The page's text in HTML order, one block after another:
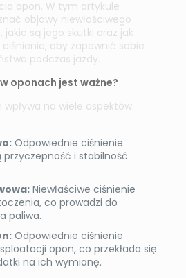
opon. W tym artykule
objawy niewłaściwego
są jego skutki oraz jak
aby zapewnić sobie
podczas jazdy.
oponach jest ważne?
na wiele aspektów
Odpowiednie ciśnienie
przyczepność i stabilność
Niewłaściwe ciśnienie
co prowadzi do
paliwa.
Odpowiednie ciśnienie
opon, co przekłada się
na ich wymianę.